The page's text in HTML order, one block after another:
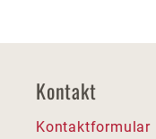
Kontakt
Kontaktformular